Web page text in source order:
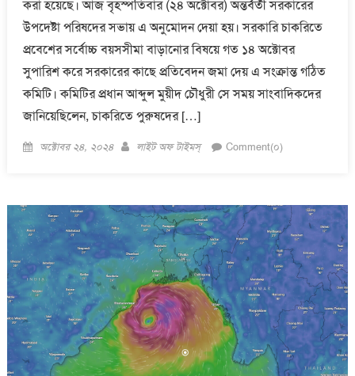
করা হয়েছে। আজ বৃহস্পতিবার (২৪ অক্টোবর) অন্তর্বর্তী সরকারের
উপদেষ্টা পরিষদের সভায় এ অনুমোদন দেয়া হয়। সরকারি চাকরিতে
প্রবেশের সর্বোচ্চ বয়সসীমা বাড়ানোর বিষয়ে গত ১৪ অক্টোবর
সুপারিশ করে সরকারের কাছে প্রতিবেদন জমা দেয় এ সংক্রান্ত গঠিত
কমিটি। কমিটির প্রধান আব্দুল মুয়ীদ চৌধুরী সে সময় সাংবাদিকদের
জানিয়েছিলেন, চাকরিতে পুরুষদের […]
Posted
অক্টোবর ২৪, ২০২৪ Author
লাইট অফ টাইমস্ Comment(০)